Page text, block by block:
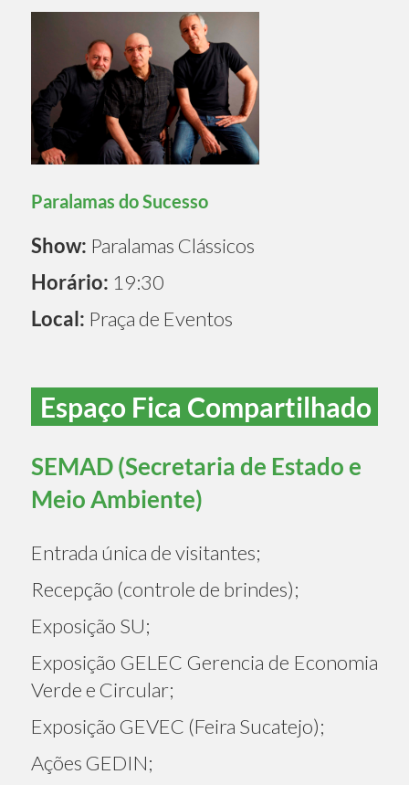
Paralamas do Sucesso
Show: Paralamas Clássicos
Horário: 19:30
Local: Praça de Eventos
Espaço Fica Compartilhado
SEMAD (Secretaria de Estado e
Meio Ambiente)
Entrada única de visitantes;
Recepção (controle de brindes);
Exposição SU;
Exposição GELEC Gerencia de Economia
Verde e Circular;
Exposição GEVEC (Feira Sucatejo);
Ações GEDIN;